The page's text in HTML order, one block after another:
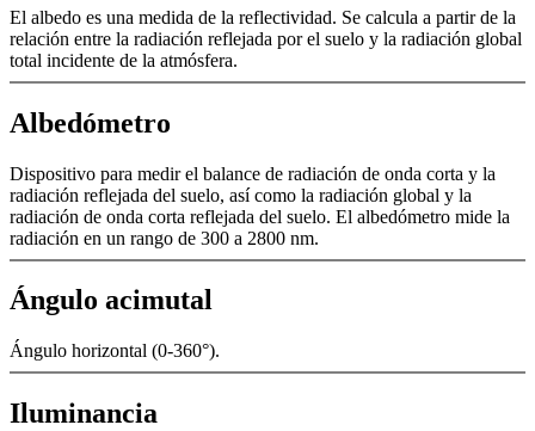
El albedo es una medida de la reflectividad. Se calcula a partir de la
relación entre la radiación reflejada por el suelo y la radiación global
total incidente de la atmósfera.
Albedómetro
Dispositivo para medir el balance de radiación de onda corta y la
radiación reflejada del suelo, así como la radiación global y la
radiación de onda corta reflejada del suelo. El albedómetro mide la
radiación en un rango de 300 a 2800 nm.
Ángulo acimutal
Ángulo horizontal (0-360°).
Iluminancia